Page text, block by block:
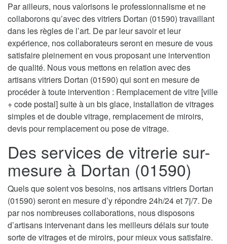
Par ailleurs, nous valorisons le professionnalisme et ne
collaborons qu’avec des vitriers Dortan (01590) travaillant
dans les règles de l’art. De par leur savoir et leur
expérience, nos collaborateurs seront en mesure de vous
satisfaire pleinement en vous proposant une intervention
de qualité. Nous vous mettons en relation avec des
artisans vitriers Dortan (01590) qui sont en mesure de
procéder à toute intervention : Remplacement de vitre [ville
+ code postal] suite à un bis glace, installation de vitrages
simples et de double vitrage, remplacement de miroirs,
devis pour remplacement ou pose de vitrage.
Des services de vitrerie sur-
mesure à Dortan (01590)
Quels que soient vos besoins, nos artisans vitriers Dortan
(01590) seront en mesure d’y répondre 24h/24 et 7j/7. De
par nos nombreuses collaborations, nous disposons
d’artisans intervenant dans les meilleurs délais sur toute
sorte de vitrages et de miroirs, pour mieux vous satisfaire.